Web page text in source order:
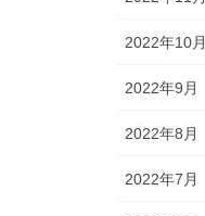
2022年10月
2022年9月
2022年8月
2022年7月